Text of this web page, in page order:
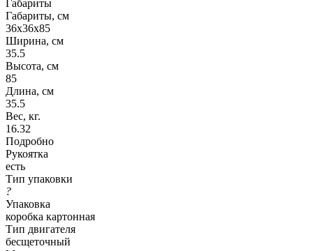
Габариты
Габариты, см
36x36x85
Ширина, см
35.5
Высота, см
85
Длина, см
35.5
Вес, кг.
16.32
Подробно
Рукоятка
есть
Тип упаковки
?
Упаковка
коробка картонная
Тип двигателя
бесщеточный